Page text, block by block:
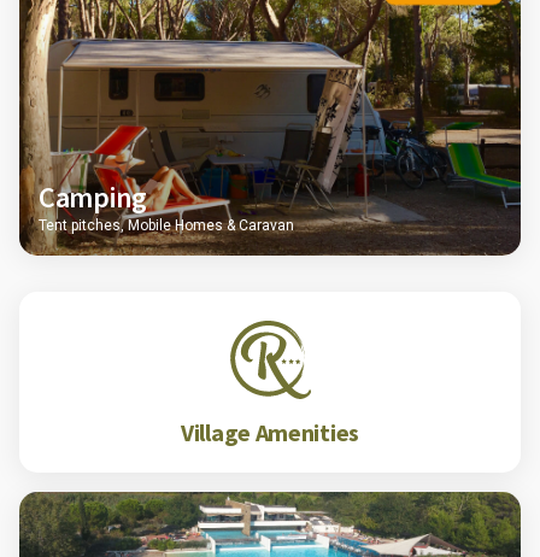
Camping
Tent pitches, Mobile Homes & Caravan
Village Amenities